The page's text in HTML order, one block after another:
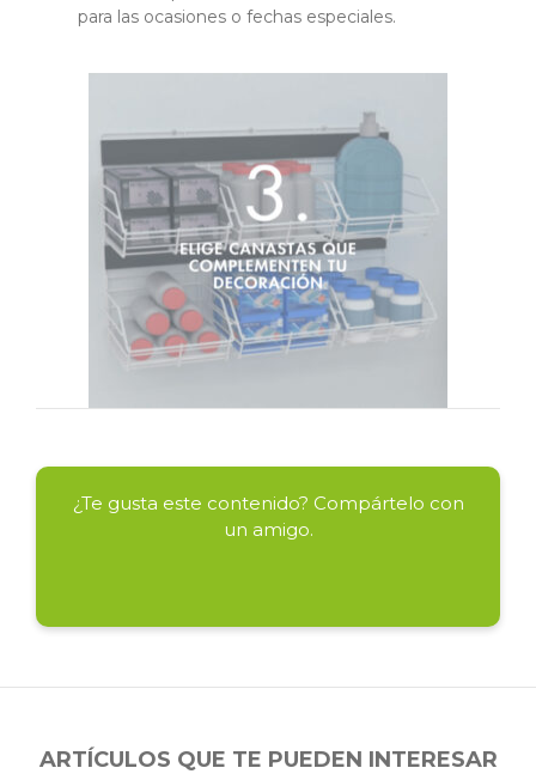
para las ocasiones o fechas especiales.
¿Te gusta este contenido? Compártelo con
un amigo.
ARTÍCULOS QUE TE PUEDEN INTERESAR